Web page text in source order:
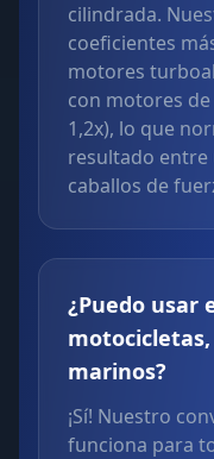
cilindrada.
coeficientes
motores
con motores
1,2x), lo que
resultado entre
caballos de
¿Puedo usar
marinos?
¡Sí! Nuestro
funciona para